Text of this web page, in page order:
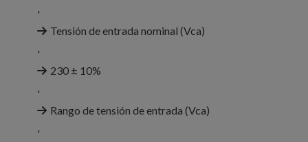
'
Tensión de entrada nominal (Vca)
'
230 ± 10%
'
Rango de tensión de entrada (Vca)
'